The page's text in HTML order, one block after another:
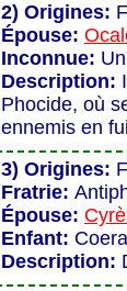
2) Origines:
Épouse:
Inconnue:
Description:
Phocide, où
ennemis en
3) Origines:
Fratrie:
Épouse:
Enfant:
Description: